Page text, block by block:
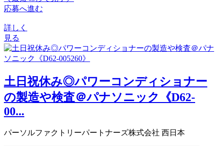
応募へ進む
詳しく
見る
土日祝休み◎パワーコンディショナー
の製造や検査＠パナソニック《D62-
00...
パーソルファクトリーパートナーズ株式会社 西日本